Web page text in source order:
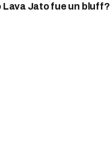
Lava Jato fue un bluff?